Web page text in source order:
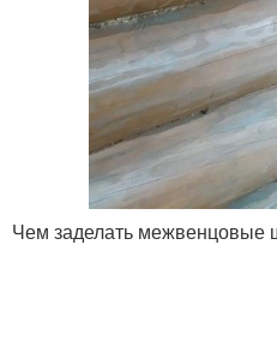
Чем заделать межвенцовые